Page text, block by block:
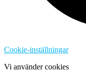
Cookie-inställningar
Vi använder cookies